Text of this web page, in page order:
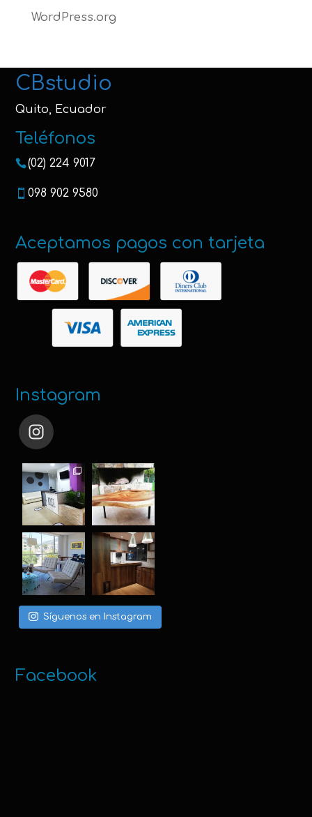
WordPress.org
CBstudio
Quito, Ecuador
Teléfonos
(02) 224 9017
098 902 9580
Aceptamos pagos con tarjeta
Instagram
Síguenos en Instagram
Facebook